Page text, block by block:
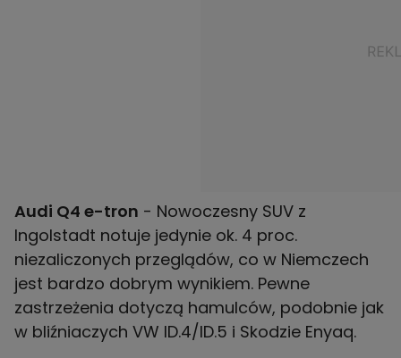
Audi Q4 e-tron - Nowoczesny SUV z
Ingolstadt notuje jedynie ok. 4 proc.
niezaliczonych przeglądów, co w Niemczech
jest bardzo dobrym wynikiem. Pewne
zastrzeżenia dotyczą hamulców, podobnie jak
w bliźniaczych VW ID.4/ID.5 i Skodzie Enyaq.